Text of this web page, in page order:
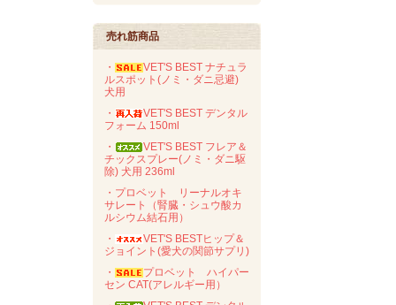
売れ筋商品
・
VET'S BEST ナチュラ
ルスポット(ノミ・ダニ忌避)
犬用
・
VET'S BEST デンタル
フォーム 150ml
・
VET'S BEST フレア＆
チックスプレー(ノミ・ダニ駆
除) 犬用 236ml
・プロベット リーナルオキ
サレート（腎臓・シュウ酸カ
ルシウム結石用）
・
VET'S BESTヒップ＆
ジョイント(愛犬の関節サプリ)
・
プロベット ハイパー
セン CAT(アレルギー用）